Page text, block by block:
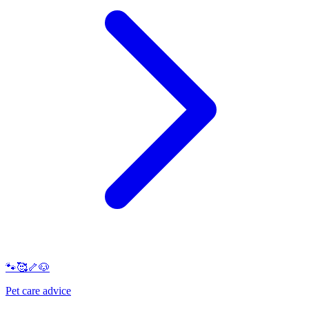
🐾🥰🦴🐶
Pet care advice